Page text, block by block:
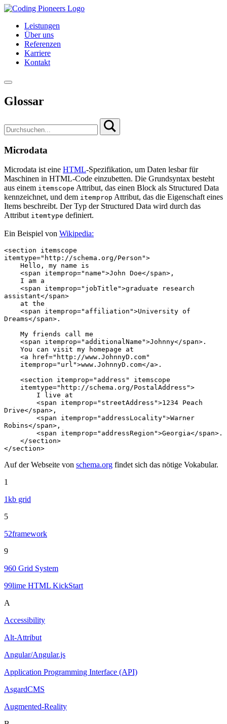
Leistungen
Über uns
Referenzen
Karriere
Kontakt
Glossar
Microdata
Microdata ist eine HTML-Spezifikation, um Daten lesbar für
Maschinen in HTML-Code einzubetten. Die Grundsyntax besteht
aus einem itemscope Attribut, das einen Block als Structured Data
kennzeichnet, und dem itemprop Attribut, das die Eigenschaft eines
Items beschreibt. Der Typ der Structured Data wird durch das
Attribut itemtype definiert.
Ein Beispiel von Wikipedia:
<section itemscope
itemtype="http://schema.org/Person">
Hello, my name is
<span itemprop="name">John Doe</span>,
I am a
<span itemprop="jobTitle">graduate research
assistant</span>
at the
<span itemprop="affiliation">University of
My friends call me
<span itemprop="additionalName">Johnny</span>.
You can visit my homepage at
<a href="http://www.JohnnyD.com"
<section itemprop="address" itemscope
    itemtype="http://schema.org/PostalAddress">
I live at
<span itemprop="streetAddress">1234 Peach
Drive</span>,
<span itemprop="addressLocality">Warner
Robins</span>,
<span itemprop="addressRegion">Georgia</span>.
</section>
</section>
Auf der Webseite von schema.org findet sich das nötige Vokabular.
1
1kb grid
5
52framework
9
960 Grid System
99lime HTML KickStart
A
Accessibility
Alt-Attribut
Angular/Angular.js
Application Programming Interface (API)
AsgardCMS
Augmented-Reality